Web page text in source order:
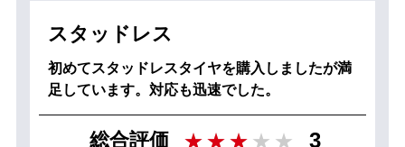
スタッドレス
初めてスタッドレスタイヤを購入しましたが満
足しています。対応も迅速でした。
総合評価 3